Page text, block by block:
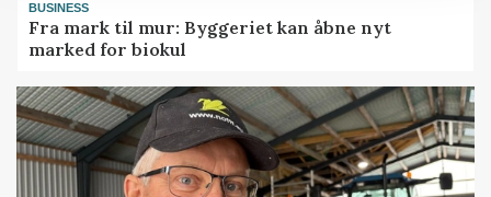
BUSINESS
Fra mark til mur: Byggeriet kan åbne nyt
marked for biokul